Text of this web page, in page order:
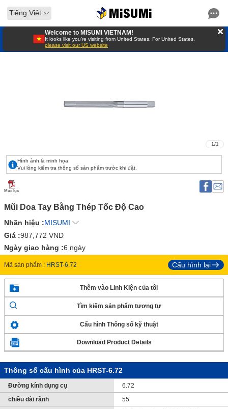
Tiếng Việt
Welcome to MISUMI VIETNAM!
It looks like you’re visiting from United States. For United States,
please visit our US website
1/1
Hình ảnh là minh họa.
Vui lòng kiểm tra thông số sản phẩm trước khi đặt.
Mục lục
Mũi Doa Tay Bằng Thép Tốc Độ Cao
Nhãn hiệu :MISUMI
Giá :987,772 VND
Ngày giao hàng :6 ngày
Mã sản phẩm : HRST-6.72 Cấu hình lại
Thêm vào Linh Kiện của tôi
Tìm kiếm sản phẩm tương tự
Cấu hình Thông số kỹ thuật
Download Product Details
Thông số cấu hình của HRST-6.72
Đường kính dụng cụ
6.72
chiều dài rãnh
55